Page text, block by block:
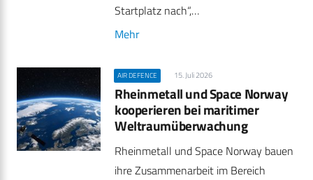
Startplatz nach“,…
Mehr
AIR DEFENCE 15. Juli 2026
Rheinmetall und Space Norway
kooperieren bei maritimer
Weltraumüberwachung
Rheinmetall und Space Norway bauen
ihre Zusammenarbeit im Bereich